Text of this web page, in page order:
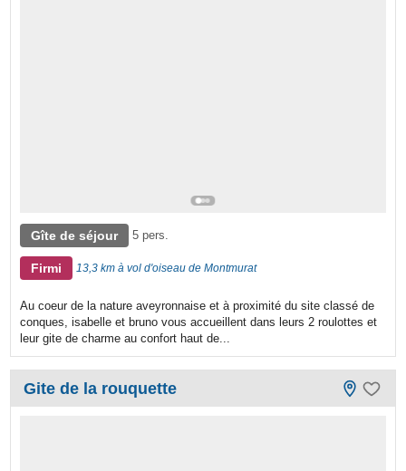
Gîte de séjour 5 pers.
Firmi 13,3 km à vol d'oiseau de Montmurat
Au coeur de la nature aveyronnaise et à proximité du site classé de
conques, isabelle et bruno vous accueillent dans leurs 2 roulottes et
leur gite de charme au confort haut de...
Gite de la rouquette